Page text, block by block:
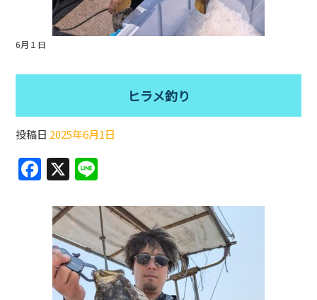
6月１日
ヒラメ釣り
投稿日 2025年6月1日
F
a
c
e
b
o
X
e